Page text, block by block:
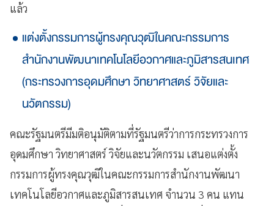
แล้ว
แต่งตั้งกรรมการผู้ทรงคุณวุฒิในคณะกรรมการ
สำนักงานพัฒนาเทคโนโลยีอวกาศและภูมิสารสนเทศ
(กระทรวงการอุดมศึกษา วิทยาศาสตร์ วิจัยและ
นวัตกรรม)
คณะรัฐมนตรีมีมติอนุมัติตามที่รัฐมนตรีว่าการกระทรวงการ
อุดมศึกษา วิทยาศาสตร์ วิจัยและนวัตกรรม เสนอแต่งตั้ง
กรรมการผู้ทรงคุณวุฒิในคณะกรรมการสำนักงานพัฒนา
เทคโนโลยีอวกาศและภูมิสารสนเทศ จำนวน 3 คน แทน